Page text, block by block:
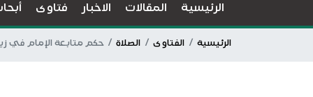
الرئيسية المقالات الاخبار فتاوى
الرئيسية الفتاوى الصلاة حكم متابعة الإمام في